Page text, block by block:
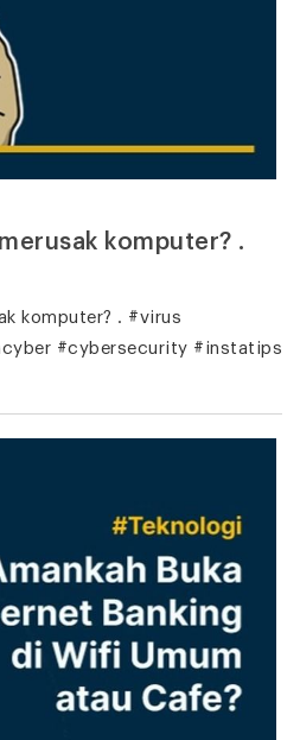
komputer? .
komputer? . #virus
#cybersecurity #instatips